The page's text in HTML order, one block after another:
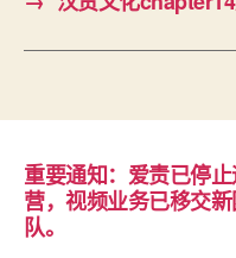
重要通知：爱责已停
营，视频业务已移交
队。